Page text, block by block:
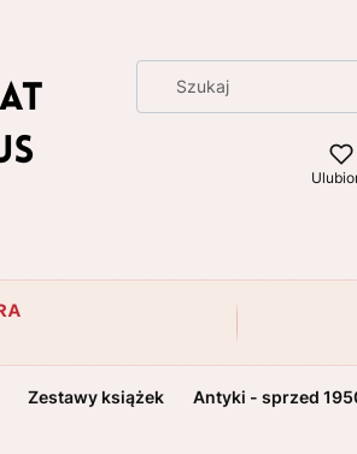
Zestawy książek Antyki - sprzed